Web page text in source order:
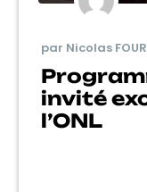
par Nicolas
invité
l’ONL